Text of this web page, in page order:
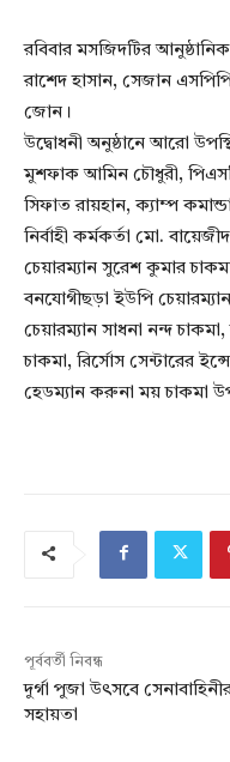
রবিবার মসজিদটির
রাশেদ হাসান, সেজান
জোন।
উদ্বোধনী অনুষ্ঠানে আরো
মুশফাক আমিন চৌধুরী,
সিফাত রায়হান, ক্যাম্প
নির্বাহী কর্মকর্তা মো.
চেয়ারম্যান সুরেশ কুমার
বনযোগীছড়া ইউপি
চেয়ারম্যান সাধনা নন্দ
চাকমা, রির্সোস সেন্টারের
হেডম্যান করুনা ময় চাকমা
পূর্ববর্তী নিবন্ধ
দুর্গা পুজা উৎসবে
সহায়তা